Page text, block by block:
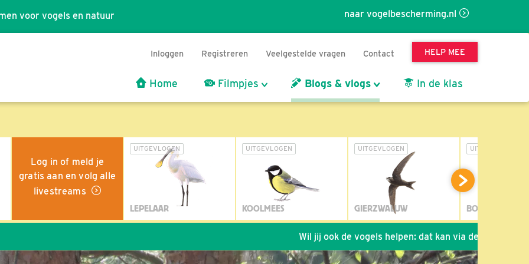
naar vogelbescherming.nl
voor vogels en natuur
Inloggen Registreren Veelgestelde vragen Contact HELP MEE
Home Filmpjes Blogs & vlogs In de klas
Log in of meld je
gratis aan en volg alle
livestreams
UITGEVLOGEN
LEPELAAR
UITGEVLOGEN
KOOLMEES
UITGEVLOGEN
GIERZWALUW
UITGEVLOGEN
BOSUIL
Wil jij ook de vogels helpen: dat kan via de link! *